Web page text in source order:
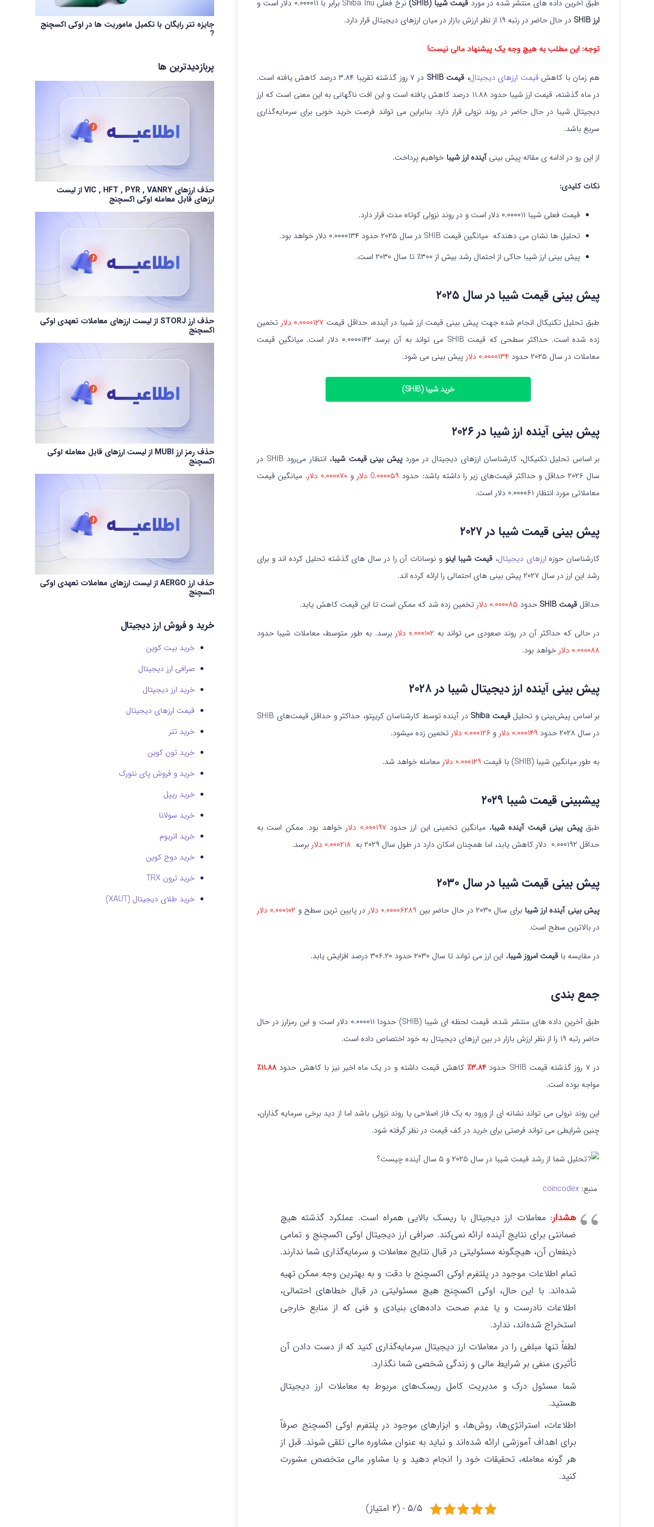
طبق آخرین داده‌ های منتشر شده در مورد قیمت شیبا (SHIB)
نرخ فعلی Shiba Inu برابر با ۰.۰۰۰۰۱۱ دلار است و
ارز SHIB
در حال حاضر در رتبه ۱۹ از نظر ارزش بازار در میان ارزهای دیجیتال قرار دارد.
توجه: این مطلب به هیچ وجه یک پیشنهاد مالی نیست!
هم زمان با کاهش قیمت ارزهای دیجیتال، قیمت SHIB
در ۷ روز گذشته تقریبا ۳.۸۴ درصد کاهش یافته است.
در ماه گذشته، قیمت ارز شیبا حدود ۱۱.۸۸ درصد کاهش یافته است و این افت ناگهانی به این معنی است که ارز
دیجیتال شیبا در حال حاضر در روند نزولی قرار دارد. بنابراین می‌ تواند فرصت خرید خوبی برای سرمایه‌گذاری
سریع باشد.
از این رو در ادامه ی مقاله پیش بینیآینده ارز شیبا خواهیم پرداخت.
نکات کلیدی:
قیمت فعلی شیبا ۰.۰۰۰۰۱۱ دلار است و در روند نزولی کوتاه‌ مدت قرار دارد.
تحلیل‌ ها نشان می‌ دهندکه میانگین قیمت SHIB در سال ۲۰۲۵ حدود ۰.۰۰۰۰۱۳۴ دلار خواهد بود.
پیش‌ بینی‌ ارز شیبا حاکی از احتمال رشد بیش از ۳۰۰٪ تا سال ۲۰۳۰ است.
پیش بینی قیمت شیبا در سال ۲۰۲۵
طبق تحلیل تکنیکال انجام شده جهت پیش بینی قیمت ارز شیبا در آینده، حداقل قیمت ۰.۰۰۰۰۱۲۷ دلار
تخمین
زده شده است. حداکثر سطحی که قیمت SHIB می‌ تواند به آن برسد ۰.۰۰۰۰۱۴۲ دلار است. میانگین قیمت
معاملات در سال ۲۰۲۵ حدود
۰.۰۰۰۰۱۳۴ دلار پیش‌ بینی می‌ شود.
خرید شیبا (SHIB)
پیش بینی آینده ارز شیبا در ۲۰۲۶
بر اساس تحلیل تکنیکال، کارشناسان ارزهای دیجیتال در موردپیش بینی قیمت شیبا
، انتظار می‌رود SHIB در
سال ۲۰۲۶ حداقل و حداکثر قیمت‌های زیر را داشته باشد: حدود
و ۰.۰۰۰۰۷۰ دلار
. میانگین قیمت
معاملاتی مورد انتظار ۰.۰۰۰۰۶۱ دلار است.
پیش بینی قیمت شیبا در ۲۰۲۷
کارشناسان حوزه ارزهای دیجیتال، قیمت شیبا اینو و نوسانات آن را در سال های گذشته تحلیل کرده اند و برای
رشد این ارز در سال ۲۰۲۷ پیش بینی های احتمالی را ارائه کرده اند.
حداقل قیمت SHIB حدود ۰.۰۰۰۰۸۵ دلار تخمین زده شد که ممکن است تا این قیمت کاهش یابد.
در حالی که حداکثر آن در روند صعودی می تواند به ۰.۰۰۰۱۰۲ دلار
برسد. به طور متوسط، معاملات شیبا حدود
۰.۰۰۰۰۸۸ دلار
خواهد بود.
پیش بینی آینده ارز دیجیتال شیبا در ۲۰۲۸
بر اساس پیش‌بینی و تحلیلقیمت Shiba
در آینده توسط کارشناسان کریپتو، حداکثر و حداقل قیمت‌های SHIB
در سال ۲۰۲۸ حدود
۰.۰۰۰۱۴۹ دلار و ۰.۰۰۰۱۲۶ دلار تخمین زده میشود.
به طور میانگین شیبا (SHIB) با قیمت ۰.۰۰۰۱۲۹ دلار معامله خواهد شد.
پیشبینی قیمت شیبا ۲۰۲۹
طبقپیش‌ بینی‌ قیمت آینده شیبا، میانگین تخمینی این ارز حدود ۰.۰۰۰۱۹۷ دلار
خواهد بود. ممکن است به
حداقل ۰.۰۰۰۱۹۲ دلار کاهش یابد، اما همچنان امکان دارد در طول سال ۲۰۲۹ به
۰.۰۰۰۲۱۸ دلار برسد.
پیش بینی قیمت شیبا در سال ۲۰۳۰
پیش بینیآینده ارز شیبابرای سال ۲۰۳۰ در حال حاضر بین ۰.۰۰۰۰۶۲۸۹ دلار در پایین ترین سطح و ۰.۰۰۰۱۰۲ دلار
در بالاترین سطح است.
در مقایسه با قیمت امروز شیبا، این ارز می تواند تا سال ۲۰۳۰ حدود ۳۰۶.۲۰ درصد افزایش یابد.
جمع بندی
طبق آخرین داده‌ های منتشر شده، قیمت لحظه ای شیبا (SHIB) حدودا ۰.۰۰۰۰۱۱ دلار است و این رمزارز در حال
حاضر رتبه ۱۹ را از نظر ارزش بازار در بین ارزهای دیجیتال به خود اختصاص داده است.
در ۷ روز گذشته قیمت SHIB حدود ۳.۸۴٪ کاهش قیمت داشته و در یک ماه اخیر نیز با کاهش حدود ۱۱.۸۸٪
مواجه بوده است.
این روند نرولی می‌ تواند نشانه‌ ای از ورود به یک فاز اصلاحی یا روند نزولی باشد اما از دید برخی سرمایه‌ گذاران،
چنین شرایطی می‌ تواند فرصتی برای خرید در کف قیمت در نظر گرفته شود.
تحلیل شما از رشد قیمت شیبا در سال ۲۰۲۵ و ۵ سال آینده چیست؟
منبع: coincodex
هشدار: معاملات ارز دیجیتال با ریسک بالایی همراه است. عملکرد گذشته هیچ
ضمانتی برای نتایج آینده ارائه نمی‌کند. صرافی ارز دیجیتال اوکی اکسچنج و تمامی
ذینفعان آن، هیچگونه مسئولیتی در قبال نتایج معاملات و سرمایه‌گذاری شما ندارند.
تمام اطلاعات موجود در پلتفرم اوکی اکسچنج با دقت و به بهترین وجه ممکن تهیه
شده‌اند. با این حال، اوکی اکسچنج هیچ مسئولیتی در قبال خطاهای احتمالی،
اطلاعات نادرست و یا عدم صحت داده‌های بنیادی و فنی که از منابع خارجی
استخراج شده‌اند، ندارد.
لطفاً تنها مبلغی را در معاملات ارز دیجیتال سرمایه‌گذاری کنید که از دست دادن آن
تأثیری منفی بر شرایط مالی و زندگی شخصی شما نگذارد.
شما مسئول درک و مدیریت کامل ریسک‌های مربوط به معاملات ارز دیجیتال
هستید.
اطلاعات، استراتژی‌ها، روش‌ها، و ابزارهای موجود در پلتفرم اوکی اکسچنج صرفاً
برای اهداف آموزشی ارائه شده‌اند و نباید به عنوان مشاوره مالی تلقی شوند. قبل از
هر گونه معامله، تحقیقات خود را انجام دهید و با مشاور مالی متخصص مشورت
کنید.
۵/۵ - (۲ امتیاز)
جایزه تتر رایگان با تکمیل ماموریت ها در اوکی اکسچنج
?
پربازدیدترین ها
حذف ارزهای VIC , HFT , PYR , VANRY از لیست
ارزهای قابل معامله اوکی اکسچنج
حذف ارز STORJ از لیست ارزهای معاملات تعهدی اوکی
اکسچنج
حذف رمز ارز MUBI از لیست ارزهای قابل معامله اوکی
اکسچنج
حذف ارز AERGO از لیست ارزهای معاملات تعهدی اوکی
اکسچنج
خرید و فروش ارز دیجیتال
خرید بیت کوین
صرافی ارز دیجیتال
خرید ارز دیجیتال
قیمت ارزهای دیجیتال
خرید تتر
خرید تون کوین
خرید و فروش پای نتورک
خرید ریپل
خرید سولانا
خرید اتریوم
خرید دوج کوین
خرید ترون TRX
خرید طلای دیجیتال (XAUT)